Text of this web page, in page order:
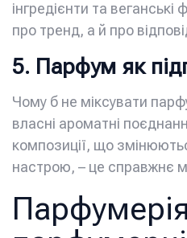
інгредієнти та веганські
про тренд, а й про
5. Парфум як
Чому б не міксувати
власні ароматні
композиції, що
настрою, – це справжнє